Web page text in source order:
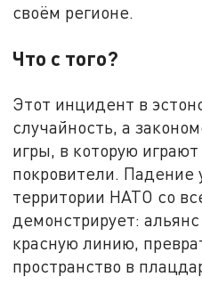
своём регионе.
Что с того?
Этот инцидент в
случайность, а
игры, в которую
покровители. Падение
территории НАТО со
демонстрирует:
красную линию,
пространство в